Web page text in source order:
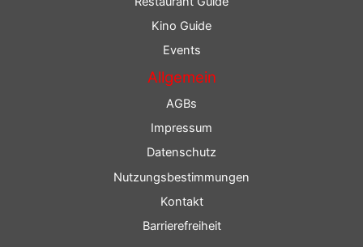
Kino Guide
Events
Allgemein
AGBs
Impressum
Datenschutz
Nutzungsbestimmungen
Kontakt
Barrierefreiheit